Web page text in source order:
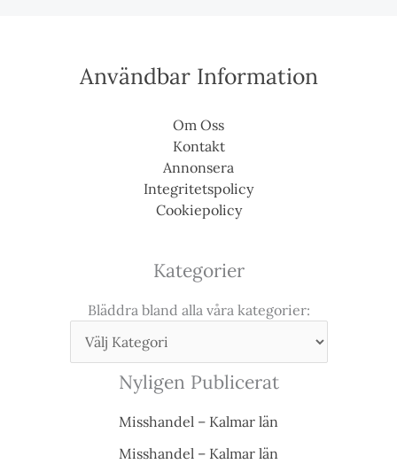
Användbar Information
Om Oss
Kontakt
Annonsera
Integritetspolicy
Cookiepolicy
Kategorier
Bläddra bland alla våra kategorier:
Nyligen Publicerat
Misshandel – Kalmar län
Misshandel – Kalmar län